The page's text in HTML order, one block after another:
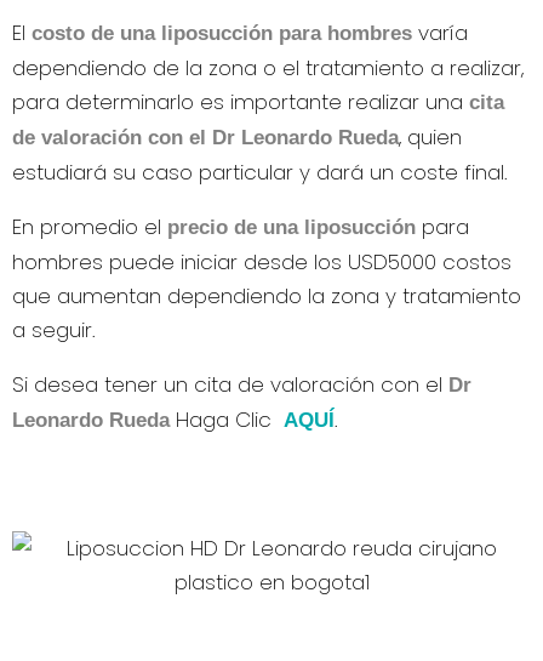
El costo de una liposucción para hombres varía
dependiendo de la zona o el tratamiento a realizar,
para determinarlo es importante realizar una cita
de valoración con el Dr Leonardo Rueda, quien
estudiará su caso particular y dará un coste final.
En promedio el precio de una liposucción para
hombres puede iniciar desde los USD5000 costos
que aumentan dependiendo la zona y tratamiento
a seguir.
Si desea tener un cita de valoración con el Dr
Leonardo RuedaHaga Clic AQUÍ .